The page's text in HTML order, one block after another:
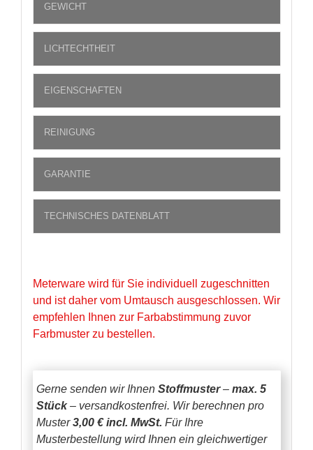
GEWICHT
LICHTECHTHEIT
EIGENSCHAFTEN
REINIGUNG
GARANTIE
TECHNISCHES DATENBLATT
Meterware wird für Sie individuell zugeschnitten
und ist daher vom Umtausch ausgeschlossen. Wir
empfehlen Ihnen zur Farbabstimmung zuvor
Farbmuster zu bestellen.
Gerne senden wir Ihnen Stoffmuster– max. 5
Stück– versandkostenfrei. Wir berechnen pro
Muster3,00 € incl. MwSt. Für Ihre
Musterbestellung wird Ihnen ein gleichwertiger